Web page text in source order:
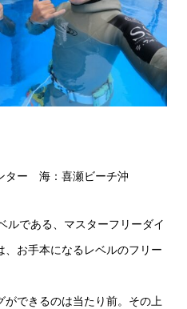
ター 海：喜瀬ビーチ沖
ルである、マスターフリーダイ
お手本になるレベルのフリー
ができるのは当たり前。その上